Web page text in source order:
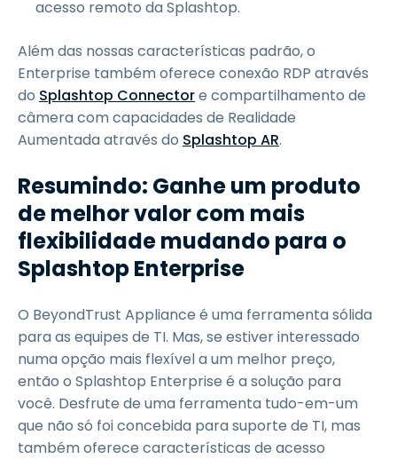
acesso remoto da Splashtop.
Além das nossas características padrão, o
Enterprise também oferece conexão RDP através
do Splashtop Connectore compartilhamento de
câmera com capacidades de Realidade
Aumentada através do Splashtop AR.
Resumindo: Ganhe um produto
de melhor valor com mais
flexibilidade mudando para o
Splashtop Enterprise
O BeyondTrust Appliance é uma ferramenta sólida
para as equipes de TI. Mas, se estiver interessado
numa opção mais flexível a um melhor preço,
então o Splashtop Enterprise é a solução para
você. Desfrute de uma ferramenta tudo-em-um
que não só foi concebida para suporte de TI, mas
também oferece características de acesso